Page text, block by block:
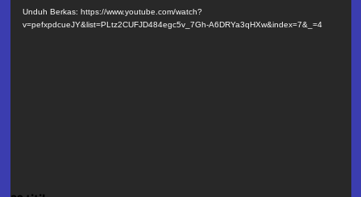
Video
Unduh Berkas: https://www.youtube.com/watch?
v=pefxpdcueJY&list=PLtz2CUFJD484egc5v_7Gh-A6DRYa3qHXw&index=7&_=4